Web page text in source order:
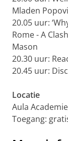
Mladen
20.05 uur:
Rome - A
Mason
20.30 uur:
20.45 uur:
Locatie
Aula
Toegang: